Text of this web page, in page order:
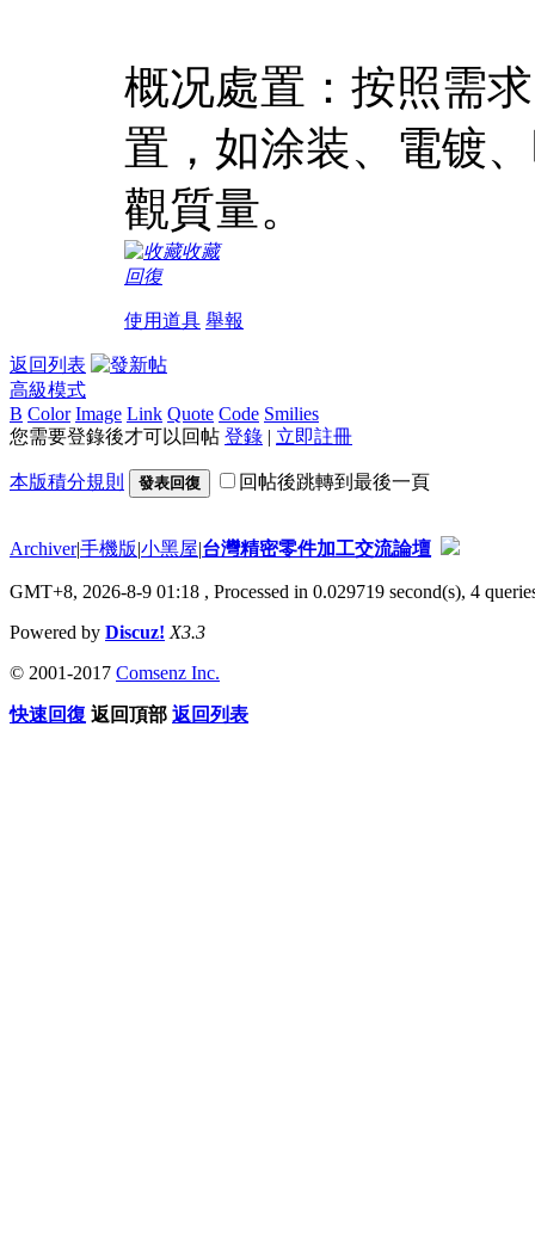
概况處置：按照需
置，如涂装、電镀
觀質量。
收藏
回復
使用道具 舉報
返回列表
高級模式
B Color Image Link Quote Code Smilies
您需要登錄後才可以回帖 登錄 | 立即註冊
本版積分規則 發表回復 回帖後跳轉到最後一頁
Archiver|手機版|小黑屋|台灣精密零件加工交流論壇
GMT+8, 2026-8-9 01:18 , Processed in 0.029719 second(s), 4
Powered by Discuz! X3.3
© 2001-2017 Comsenz Inc.
快速回復 返回頂部 返回列表